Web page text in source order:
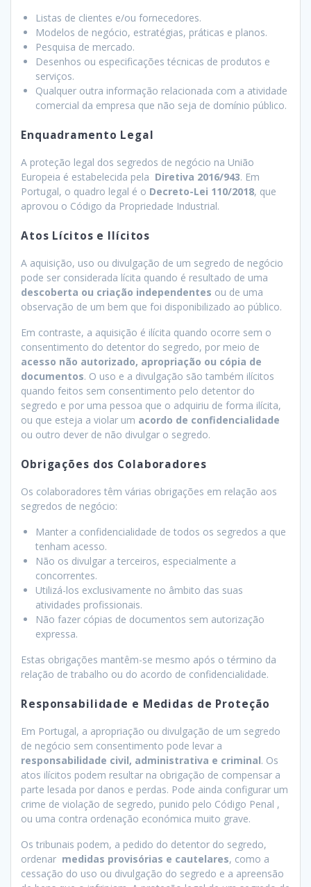
Listas de clientes e/ou fornecedores.
Modelos de negócio, estratégias, práticas e planos.
Pesquisa de mercado.
Desenhos ou especificações técnicas de produtos e
serviços.
Qualquer outra informação relacionada com a atividade
comercial da empresa que não seja de domínio público.
Enquadramento Legal
A proteção legal dos segredos de negócio na União
Europeia é estabelecida pela Diretiva 2016/943. Em
Portugal, o quadro legal é o Decreto-Lei 110/2018, que
aprovou o Código da Propriedade Industrial.
Atos Lícitos e Ilícitos
A aquisição, uso ou divulgação de um segredo de negócio
pode ser considerada lícita quando é resultado de uma
descoberta ou criação independentes ou de uma
observação de um bem que foi disponibilizado ao público.
Em contraste, a aquisição é ilícita quando ocorre sem o
consentimento do detentor do segredo, por meio de
acesso não autorizado, apropriação ou cópia de
documentos. O uso e a divulgação são também ilícitos
quando feitos sem consentimento pelo detentor do
segredo e por uma pessoa que o adquiriu de forma ilícita,
ou que esteja a violar um acordo de confidencialidade
ou outro dever de não divulgar o segredo.
Obrigações dos Colaboradores
Os colaboradores têm várias obrigações em relação aos
segredos de negócio:
Manter a confidencialidade de todos os segredos a que
tenham acesso.
Não os divulgar a terceiros, especialmente a
concorrentes.
Utilizá-los exclusivamente no âmbito das suas
atividades profissionais.
Não fazer cópias de documentos sem autorização
expressa.
Estas obrigações mantêm-se mesmo após o término da
relação de trabalho ou do acordo de confidencialidade.
Responsabilidade e Medidas de Proteção
Em Portugal, a apropriação ou divulgação de um segredo
de negócio sem consentimento pode levar a
responsabilidade civil, administrativa e criminal. Os
atos ilícitos podem resultar na obrigação de compensar a
parte lesada por danos e perdas. Pode ainda configurar um
crime de violação de segredo, punido pelo Código Penal ,
ou uma contra ordenação económica muito grave.
Os tribunais podem, a pedido do detentor do segredo,
ordenar medidas provisórias e cautelares, como a
cessação do uso ou divulgação do segredo e a apreensão